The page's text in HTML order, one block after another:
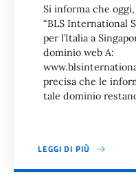
Si informa che oggi,
“BLS International
per l’Italia a
dominio web A:
precisa che le
tale dominio
LEGGI DI PIÙ